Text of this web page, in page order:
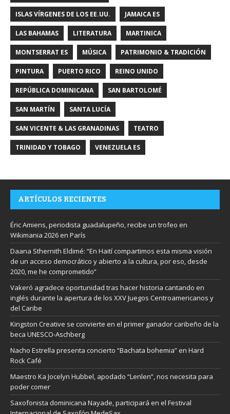
ISLAS VÍRGENES DE LOS EE.UU. JAMAICA ES
LAS BAHAMAS LITERATURA MARTINICA
MONTSERRAT ES MÚSICA PATRIMONIO & TRADICIÓN
PINTURA PUERTO RICO REINO UNIDO
REPÚBLICA DOMINICANA SAN BARTOLOMÉ
SAN MARTÍN SANTA LUCÍA
SAN VICENTE & LAS GRANADINAS TEATRO
TRINIDAD Y TOBAGO VENEZUELA ES
ARTÍCULOS RECIENTES
Éric Amiens, periodista guadalupeño, recibe un trofeo en
Wikimania 2026 en París
Daana Sthernith Eldimé: “En Haití compartimos esta misma visión
de un acceso democrático y abierto a la cultura, por eso, desde
2020, me he comprometido”
Vakeró agradece oportunidad tras hacer historia cantando en
inglés durante la apertura de los XXV Juegos Centroamericanos y
del Caribe
Kingston Creative se convierte en el primer ganador caribeño de la
beca UNESCO-Aschberg
Nacho Estrella presenta concierto “Bachata bohemia” en Hard
Rock Café
Maestro Ka Jocelyn Hubbel, apodado “Lenlen”, nos necesita para
poder comer
Saxofonista dominicana Nayade, participará en el Festival